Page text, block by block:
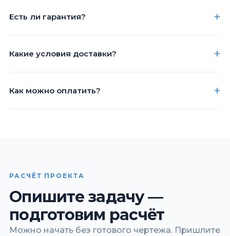
Есть ли гарантия?
Какие условия доставки?
Как можно оплатить?
РАСЧЁТ ПРОЕКТА
Опишите задачу —
подготовим расчёт
Можно начать без готового чертежа. Пришлите